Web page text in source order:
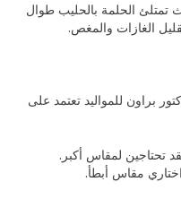
45 درجة، بحيث تمتلئ الحلمة بالحليب طوال
الغازات والمغص.
براون للمواليد تعتمد على
تحتاجين لمقاس أكبر.
مقاس أبطأ.